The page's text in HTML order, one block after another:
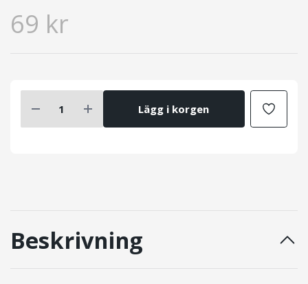
69 kr
Lägg i korgen
Beskrivning